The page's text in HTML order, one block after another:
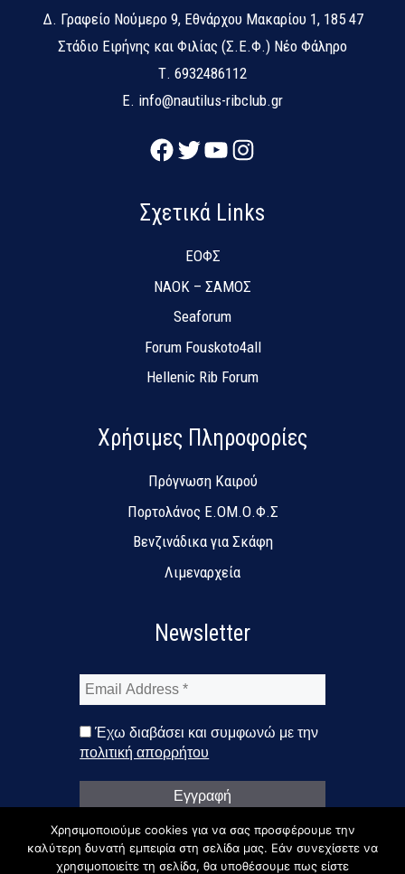
Δ. Γραφείο Νούμερο 9, Εθνάρχου Μακαρίου 1, 185 47
Στάδιο Ειρήνης και Φιλίας (Σ.Ε.Φ.) Νέο Φάληρο
Τ. 6932486112
E. info@nautilus-ribclub.gr
Facebook
Twitter
YouTubeInstagram
Σχετικά Links
ΕΟΦΣ
NAOK – ΣΑΜΟΣ
Seaforum
Forum Fouskoto4all
Hellenic Rib Forum
Χρήσιμες Πληροφορίες
Πρόγνωση Καιρού
Πορτολάνος Ε.ΟΜ.Ο.Φ.Σ
Βενζινάδικα για Σκάφη
Λιμεναρχεία
Newsletter
Email
Address
*
Έχω διαβάσει και συμφωνώ με την
πολιτική απορρήτου
Χρησιμοποιούμε cookies για να σας προσφέρουμε την
καλύτερη δυνατή εμπειρία στη σελίδα μας. Εάν συνεχίσετε να
χρησιμοποιείτε τη σελίδα, θα υποθέσουμε πως είστε